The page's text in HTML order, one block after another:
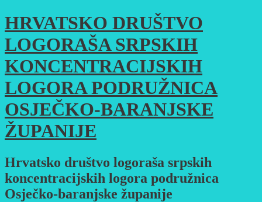
Skoči
do
sadržaja
HRVATSKO DRUŠTVO
LOGORAŠA SRPSKIH
KONCENTRACIJSKIH
LOGORA PODRUŽNICA
OSJEČKO-BARANJSKE
ŽUPANIJE
Hrvatsko društvo logoraša srpskih
koncentracijskih logora podružnica
Osječko-baranjske županije